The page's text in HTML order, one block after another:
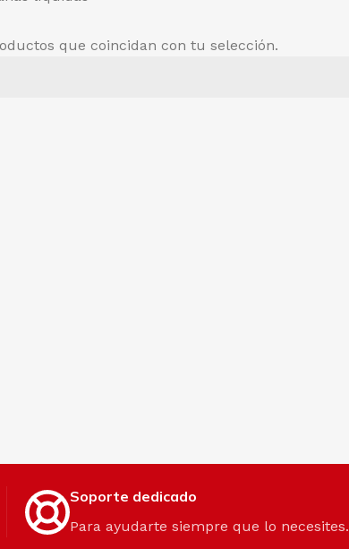
que coincidan con tu selección.
Soporte dedicado
Para ayudarte siempre que lo necesites.